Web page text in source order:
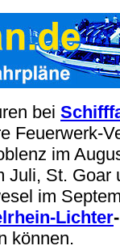
bei
Feuerwerk-
im
Juli, St. Goar
im
Lichter
können.